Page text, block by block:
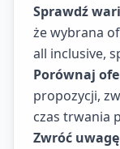
Sprawdź
że wybrana
all inclusive,
Porównaj
propozycji,
czas trwania
Zwróć uwagę